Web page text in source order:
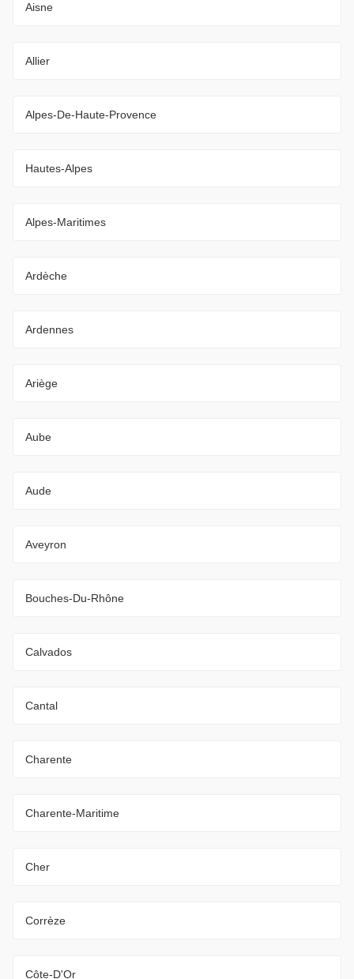
Aisne
Allier
Alpes-De-Haute-Provence
Hautes-Alpes
Alpes-Maritimes
Ardèche
Ardennes
Ariège
Aube
Aude
Aveyron
Bouches-Du-Rhône
Calvados
Cantal
Charente
Charente-Maritime
Cher
Corrèze
Côte-D'Or